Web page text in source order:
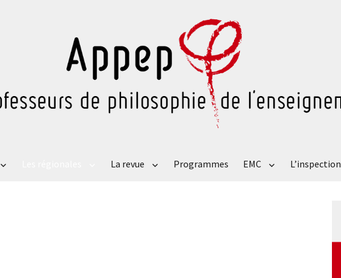
La revue Programmes EMC L’inspection